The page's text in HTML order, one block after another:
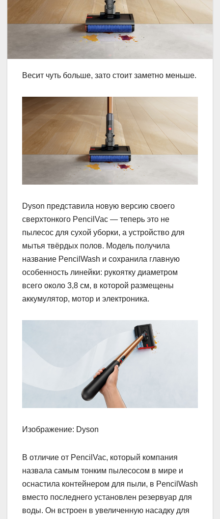
Весит чуть больше, зато стоит заметно меньше.
Dyson представила новую версию своего
сверхтонкого PencilVac — теперь это не
пылесос для сухой уборки, а устройство для
мытья твёрдых полов. Модель получила
название PencilWash и сохранила главную
особенность линейки: рукоятку диаметром
всего около 3,8 см, в которой размещены
аккумулятор, мотор и электроника.
Изображение: Dyson
В отличие от PencilVac, который компания
назвала самым тонким пылесосом в мире и
оснастила контейнером для пыли, в PencilWash
вместо последнего установлен резервуар для
воды. Он встроен в увеличенную насадку для